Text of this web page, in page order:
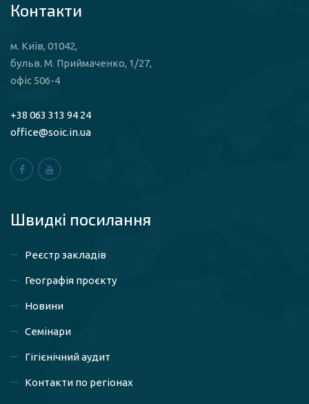
Контакти
м. Київ, 01042,
бульв. М. Приймаченко, 1/27,
офіс 506-4
+38 063 313 94 24
office@soic.in.ua
Швидкі посилaння
Реєстр закладів
Географія проєкту
Новини
Семінари
Гігієнічний аудит
Контакти по регіонах